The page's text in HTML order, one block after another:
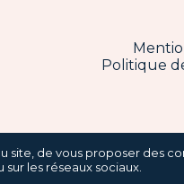
Politique
site, de vous proposer des
sur les réseaux sociaux.